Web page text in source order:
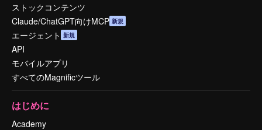
ストックコンテンツ
Claude/ChatGPT向けMCP 新規
エージェント 新規
API
モバイルアプリ
すべてのMagnificツール
はじめに
Academy